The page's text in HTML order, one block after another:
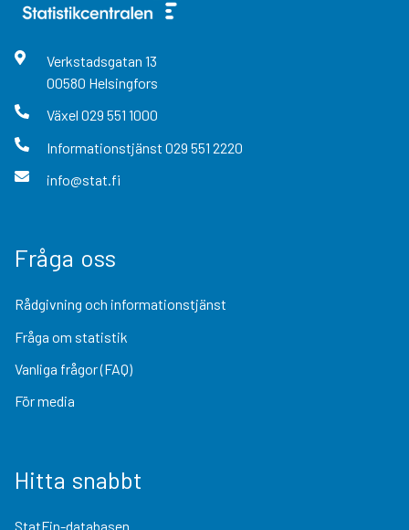
Verkstadsgatan 13
00580 Helsingfors
Växel 029 551 1000
Informationstjänst 029 551 2220
info@stat.fi
Fråga oss
Rådgivning och informationstjänst
Fråga om statistik
Vanliga frågor (FAQ)
För media
Hitta snabbt
StatFin-databasen